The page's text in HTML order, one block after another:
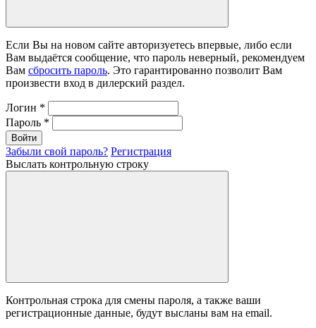
Если Вы на новом сайте авторизуетесь впервые, либо если
Вам выдаётся сообщение, что пароль неверный, рекомендуем
Вам сбросить пароль. Это гарантированно позволит Вам
произвести вход в дилерский раздел.
Логин *
Пароль *
Войти
Забыли свой пароль? Регистрация
Выслать контрольную строку
Контрольная строка для смены пароля, а также ваши
регистрационные данные, будут высланы вам на email.